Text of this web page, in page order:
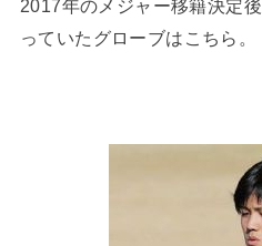
2017年のメジャー移籍決定
っていたグローブはこちら。